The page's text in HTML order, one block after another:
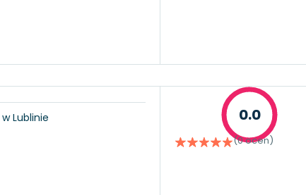
Lublinie
0.0
(0 ocen)